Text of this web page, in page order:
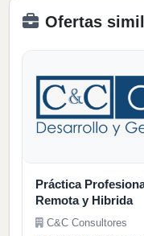
Ofertas
Práctica
Remota y Hibrida
C&C Consultores